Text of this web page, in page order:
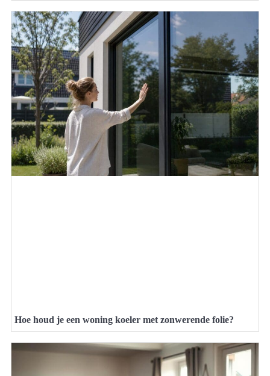
Hoe houd je een woning koeler met zonwerende folie?